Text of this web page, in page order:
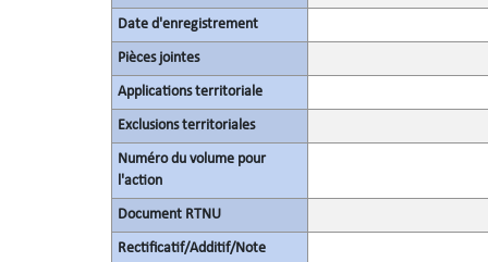
Date d'enregistrement
Pièces jointes
Applications territoriale
Exclusions territoriales
Numéro du volume pour
l'action
Document RTNU
Rectificatif/Additif/Note